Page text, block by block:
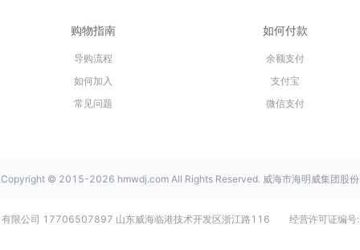
购物指南
导购流程
如何加入
常见问题
如何付款
余额支付
支付宝
微信支付
Copyright © 2015-2026 hmwdj.com All Rights Reserved. 威海市海明威集团股份
有限公司 17706507897 山东威海临港技术开发区浙江路116 经营许可证编号: